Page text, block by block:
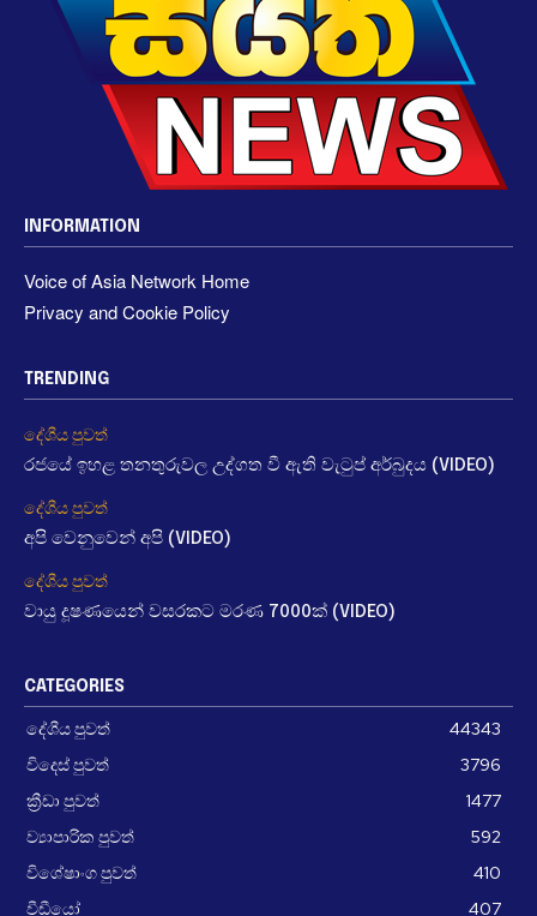
INFORMATION
Voice of Asia Network Home
Privacy and Cookie Policy
TRENDING
දේශීය පුවත්
රජයේ ඉහළ තනතුරුවල උද්ගත වී ඇති වැටුප් අර්බුදය (VIDEO)
දේශීය පුවත්
අපි වෙනුවෙන් අපි (VIDEO)
දේශීය පුවත්
වායු දූෂණයෙන් වසරකට මරණ 7000ක් (VIDEO)
CATEGORIES
දේශීය පුවත්
44343
විදෙස් පුවත්
3796
ක්‍රීඩා පුවත්
1477
ව්‍යාපාරික පුවත්
592
විශේෂාංග පුවත්
410
වීඩීයෝ
407